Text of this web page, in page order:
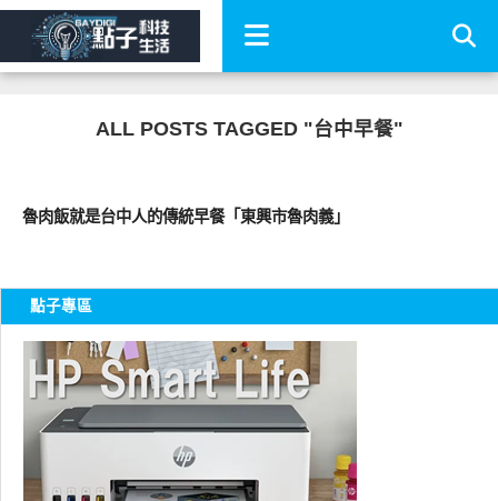
ALL POSTS TAGGED "台中早餐"
魯肉飯就是台中人的傳統早餐「東興市魯肉義」
點子專區